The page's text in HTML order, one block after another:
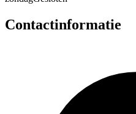
Contactinformatie